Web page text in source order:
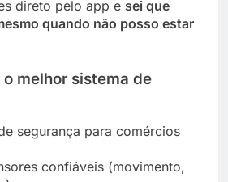
direto pelo app e sei que
quando não posso estar
melhor sistema de
segurança para comércios
confiáveis (movimento,